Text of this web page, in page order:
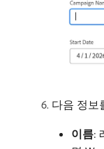
다음 정보
이름: